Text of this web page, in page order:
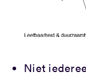
Niet